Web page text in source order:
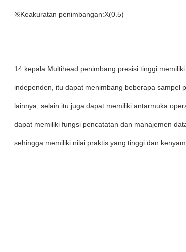
※Keakuratan penimbangan:X(0.5)
14 kepala Multihead penimbang presisi tinggi
independen, itu dapat menimbang beberapa sampel
lainnya, selain itu juga dapat memiliki antarmuka
dapat memiliki fungsi pencatatan dan manajemen
sehingga memiliki nilai praktis yang tinggi dan